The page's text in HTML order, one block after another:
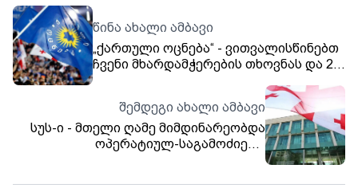
წინა ახალი ამბავი
„ქართული ოცნება“ - ვითვალისწინებთ
ჩვენი მხარდამჭერების თხოვნას და 29
ვატარებთ საყოველთაო-სახალხო
შეკრებას - ყველას დავანახებთ, სად
დგას ქართველი ხალხის უდიდესი
უმრავლესობა
შემდეგი ახალი ამბავი
სუს-ი - მთელი ღამე მიმდინარეობდა
ოპერატიულ-საგამოძიებო